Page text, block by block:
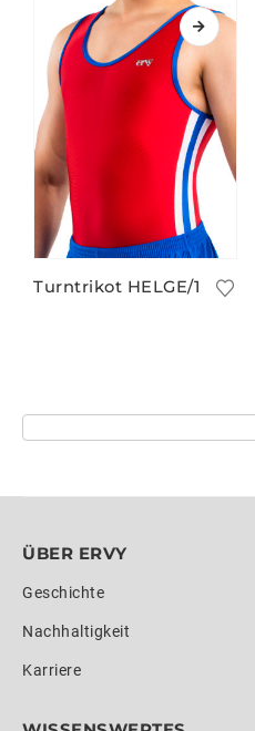
Turntrikot HELGE/1
ÜBER ERVY
Geschichte
Nachhaltigkeit
Karriere